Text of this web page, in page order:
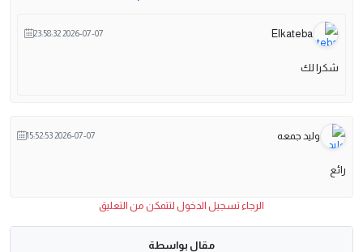
Elkateba
2026-07-07 23:58:32
شكرا لك
وليد جمعه 2026-07-07 15:52:53
رائع
الرجاء تسجيل الدخول لتتمكن من التعليق
مقال بواسطة